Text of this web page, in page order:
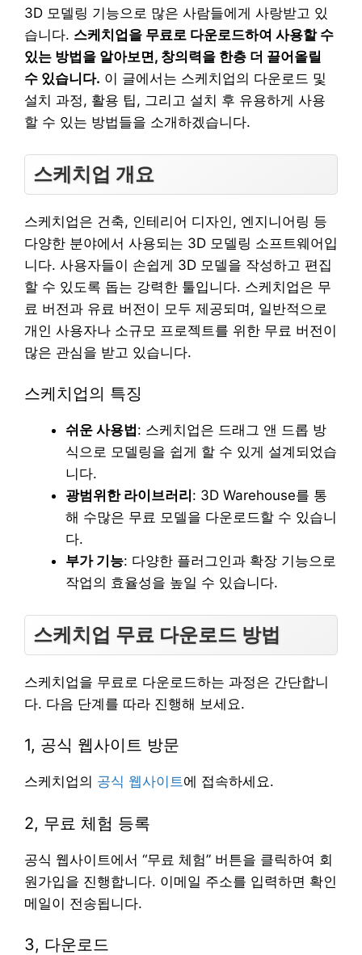
3D 모델링 기능으로 많은 사람들에게 사랑받고 있
습니다. 스케치업을 무료로 다운로드하여 사용할 수
있는 방법을 알아보면, 창의력을 한층 더 끌어올릴
수 있습니다. 이 글에서는 스케치업의 다운로드 및
설치 과정, 활용 팁, 그리고 설치 후 유용하게 사용
할 수 있는 방법들을 소개하겠습니다.
스케치업 개요
스케치업은 건축, 인테리어 디자인, 엔지니어링 등
다양한 분야에서 사용되는 3D 모델링 소프트웨어입
니다. 사용자들이 손쉽게 3D 모델을 작성하고 편집
할 수 있도록 돕는 강력한 툴입니다. 스케치업은 무
료 버전과 유료 버전이 모두 제공되며, 일반적으로
개인 사용자나 소규모 프로젝트를 위한 무료 버전이
많은 관심을 받고 있습니다.
스케치업의 특징
쉬운 사용법 : 스케치업은 드래그 앤 드롭 방
식으로 모델링을 쉽게 할 수 있게 설계되었습
니다.
광범위한 라이브러리 : 3D Warehouse를 통
해 수많은 무료 모델을 다운로드할 수 있습니
다.
부가 기능: 다양한 플러그인과 확장 기능으로
작업의 효율성을 높일 수 있습니다.
스케치업 무료 다운로드 방법
스케치업을 무료로 다운로드하는 과정은 간단합니
다. 다음 단계를 따라 진행해 보세요.
1, 공식 웹사이트 방문
스케치업의 공식 웹사이트에 접속하세요.
2, 무료 체험 등록
공식 웹사이트에서 “무료 체험” 버튼을 클릭하여 회
원가입을 진행합니다. 이메일 주소를 입력하면 확인
메일이 전송됩니다.
3, 다운로드